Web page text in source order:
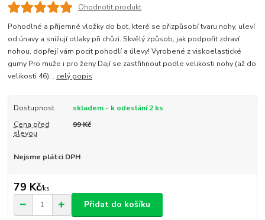
Ohodnotit produkt
Pohodlné a příjemné vložky do bot, které se přizpůsobí tvaru nohy, uleví
od únavy a snižují otlaky při chůzi. Skvělý způsob, jak podpořit zdraví
nohou, dopřejí vám pocit pohodlí a úlevy! Vyrobené z viskoelastické
gumy Pro muže i pro ženy Dají se zastřihnout podle velikosti nohy (až do
velikosti 46)... celý popis
Dostupnost
skladem - k odeslání 2 ks
Cena před
slevou
99 Kč
Nejsme plátci DPH
79 Kč/ks
Přidat do košíku